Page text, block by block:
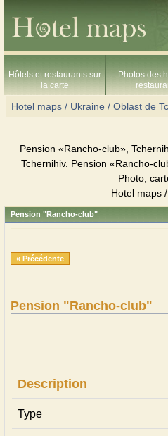
Hôtels et restaurants sur
la carte
Photos des
Hotel maps / Ukraine / Oblast de
Pension «Rancho-club»,
Tchernihiv. Pension «Rancho-
Photo,
Hotel maps
Pension "Rancho-club"
« Précédente
Pension "Rancho-club"
Description
Type